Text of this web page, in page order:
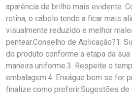
aparência de brilho mais evidente.
rotina, o cabelo tende a ficar mais
visualmente reduzido e melhor
pentear.Conselho de Aplicação?1.
do produto conforme a etapa da
maneira uniforme.3. Respeite o
embalagem.4. Enxágue bem se for
finalize como preferir.Sugestões de